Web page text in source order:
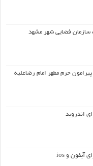
سازمان فضایی شهر مشهد
حرم مطهر امام رضاعليه